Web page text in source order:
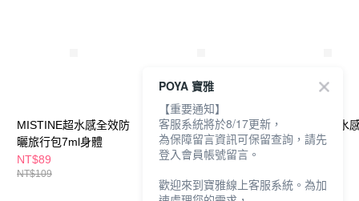
MISTINE超水感全效防
曬旅行包7ml身體
NT$89
NT$109
MISTINE超水感煙醯胺
亮白防曬40ml
NT$395
上山採藥輕盈水
防曬噴霧70ml
POYA 寶雅
【重要通知】
客服系統將於8/17更新，
為保障留言資訊可保留查詢，請先
登入會員帳號留言。
歡迎來到寶雅線上客服系統。為加